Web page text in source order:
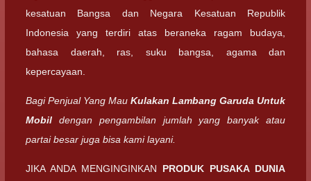
kesatuan Bangsa dan Negara Kesatuan Republik
Indonesia yang terdiri atas beraneka ragam budaya,
bahasa daerah, ras, suku bangsa, agama dan
kepercayaan.
Bagi Penjual Yang Mau Kulakan Lambang Garuda Untuk
Mobil dengan pengambilan jumlah yang banyak atau
partai besar juga bisa kami layani.
JIKA ANDA MENGINGINKAN PRODUK PUSAKA DUNIA